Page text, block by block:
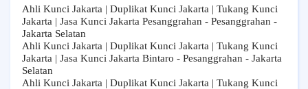
Ahli Kunci Jakarta | Duplikat Kunci Jakarta | Tukang Kunci
Jakarta | Jasa Kunci Jakarta Pesanggrahan - Pesanggrahan -
Jakarta Selatan
Ahli Kunci Jakarta | Duplikat Kunci Jakarta | Tukang Kunci
Jakarta | Jasa Kunci Jakarta Bintaro - Pesanggrahan - Jakarta
Selatan
Ahli Kunci Jakarta | Duplikat Kunci Jakarta | Tukang Kunci